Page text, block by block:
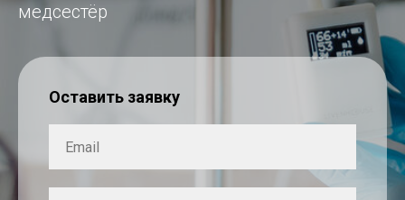
медсестёр
Оставить заявку